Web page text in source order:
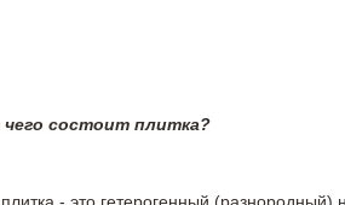
чего состоит плитка?
- это гетерогенный